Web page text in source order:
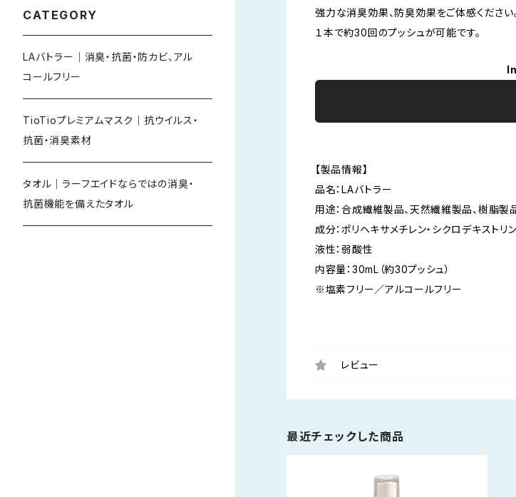
強力な消臭効果、防臭効果をご体感ください
１本で約30回のプッシュが可能です。
【製品情報】
品名：LAバトラー
用途：合成繊維製品、天然繊維製品、樹脂製
成分：ポリヘキサメチレン・シクロデキストリ
液性：弱酸性
内容量：30mL（約30プッシュ）
※塩素フリー／アルコールフリー
レビュー
最近チェックした商品
CATEGORY
LAバトラー｜消臭・抗菌・防カビ、アル
コールフリー
TioTioプレミアムマスク｜抗ウイルス・
抗菌・消臭素材
タオル｜ラーフエイドならではの消臭・
抗菌機能を備えたタオル